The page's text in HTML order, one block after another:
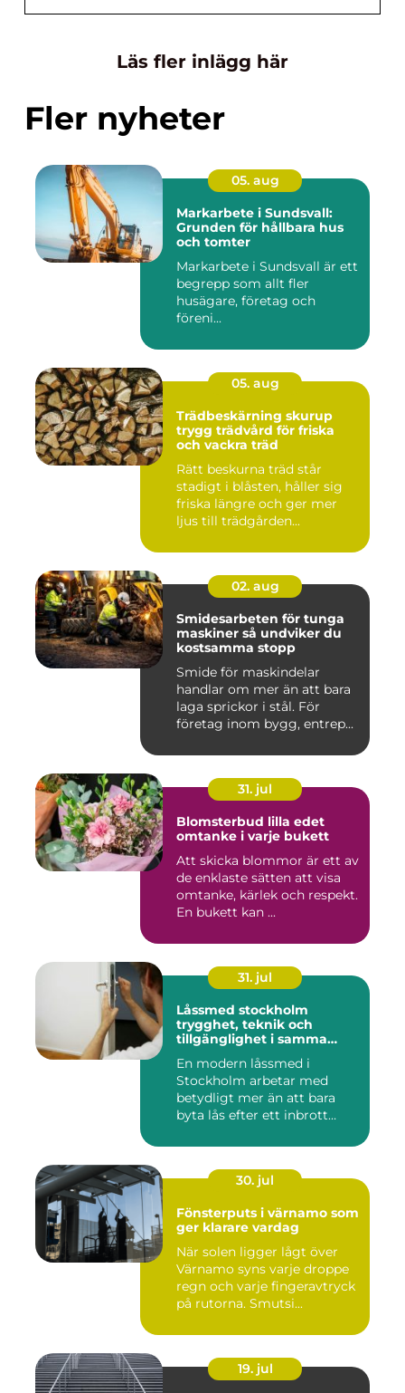
Läs fler inlägg här
Fler nyheter
05. aug
Markarbete i Sundsvall:
Grunden för hållbara hus
och tomter
Markarbete i Sundsvall är ett
begrepp som allt fler
husägare, företag och
föreni...
05. aug
Trädbeskärning skurup
trygg trädvård för friska
och vackra träd
Rätt beskurna träd står
stadigt i blåsten, håller sig
friska längre och ger mer
ljus till trädgården...
02. aug
Smidesarbeten för tunga
maskiner så undviker du
kostsamma stopp
Smide för maskindelar
handlar om mer än att bara
laga sprickor i stål. För
företag inom bygg, entrep...
31. jul
Blomsterbud lilla edet
omtanke i varje bukett
Att skicka blommor är ett av
de enklaste sätten att visa
omtanke, kärlek och respekt.
En bukett kan ...
31. jul
Låssmed stockholm
trygghet, teknik och
tillgänglighet i samma
En modern låssmed i
Stockholm arbetar med
betydligt mer än att bara
byta lås efter ett inbrott
30. jul
Fönsterputs i värnamo som
ger klarare vardag
När solen ligger lågt över
Värnamo syns varje droppe
regn och varje fingeravtryck
på rutorna. Smutsi...
19. jul